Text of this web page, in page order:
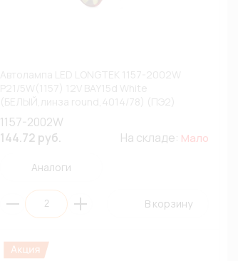
(ВЫВЕДЕНО ИЗ АССОРТИМЕНТА)
1157-2002W
144.72 руб.
На складе: Мало
Аналоги
В корзину